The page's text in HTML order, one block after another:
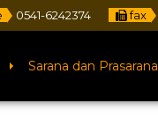
0541-6242374 fax
Sarana dan Prasarana